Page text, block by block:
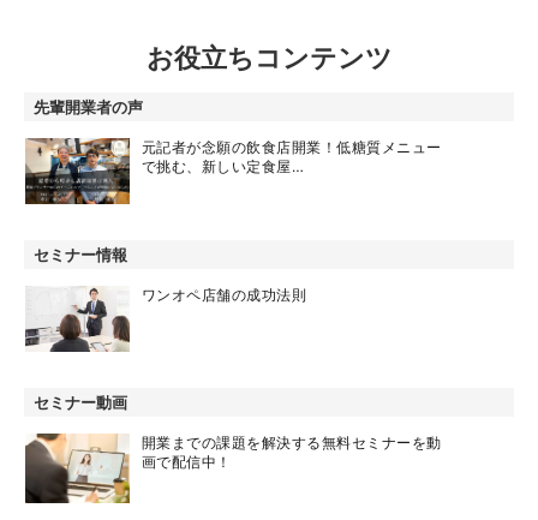
お役立ちコンテンツ
先輩開業者の声
元記者が念願の飲食店開業！低糖質メニュー
で挑む、新しい定食屋…
セミナー情報
ワンオペ店舗の成功法則
セミナー動画
開業までの課題を解決する無料セミナーを動
画で配信中！